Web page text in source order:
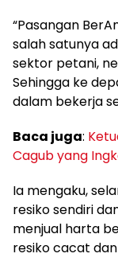
“Pasangan
salah satunya
sektor petani,
Sehingga ke
dalam bekerja
Baca juga:
Cagub yang
Ia mengaku,
resiko sendiri
menjual harta
resiko cacat